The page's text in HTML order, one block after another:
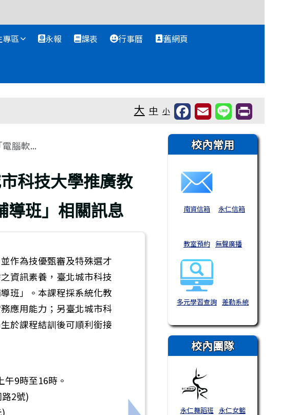
專區 永報 課表 行事曆 舊網頁
大 中 小
腦軟...
科技大學推廣教
導班」相關訊息
作為技優甄審及特殊選才
資訊素養，臺北城市科技
班」。本課程採系統化教
應用能力；另臺北城市科
於課程結訓後可順利銜接
9時至16時。
2號)
右邊區域內容
校內常用
南資信箱 永仁信箱
教室預約 無聲廣播
多元學習查詢 差勤系統
校內團隊
永仁舞蹈班 永仁女籃